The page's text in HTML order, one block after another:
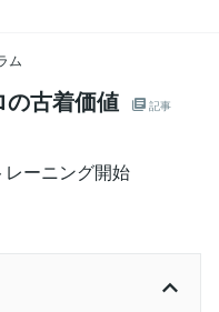
ム
古着価値 記事
ーニング開始